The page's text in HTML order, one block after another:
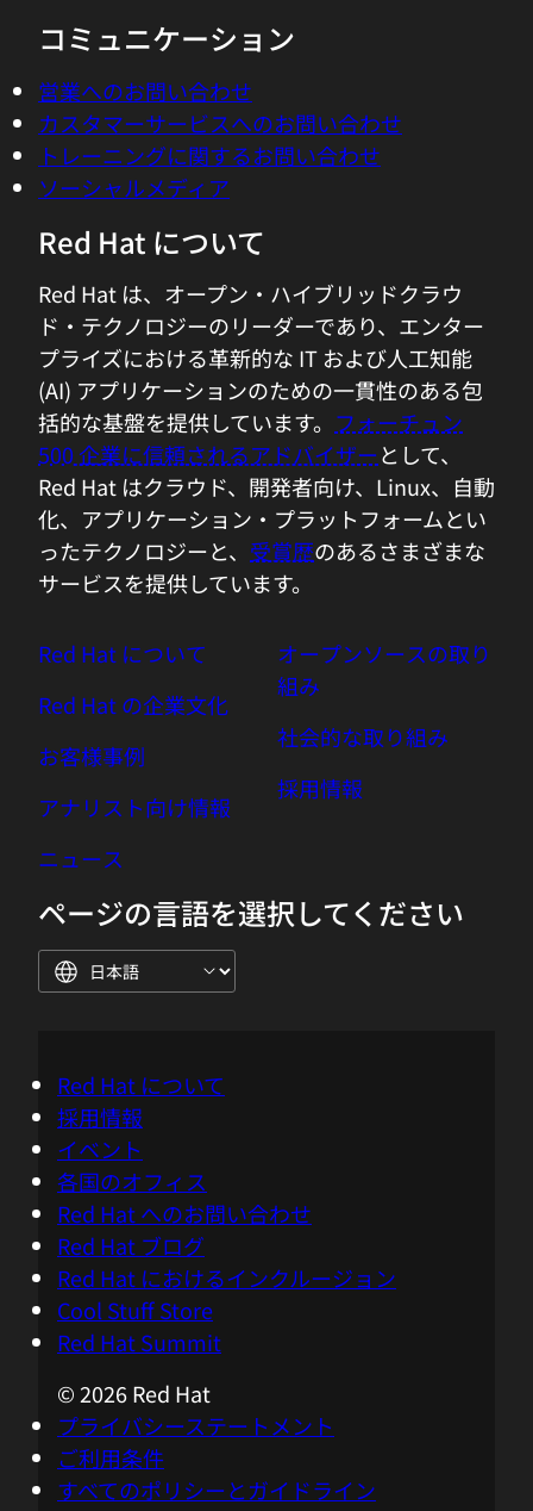
コミュニケーション
営業へのお問い合わせ
カスタマーサービスへのお問い合わせ
トレーニングに関するお問い合わせ
ソーシャルメディア
Red Hat について
Red Hat は、オープン・ハイブリッドクラウ
ド・テクノロジーのリーダーであり、エンター
プライズにおける革新的な IT および人工知能
(AI) アプリケーションのための一貫性のある包
括的な基盤を提供しています。 フォーチュン
500 企業に信頼されるアドバイザーとして、
Red Hat はクラウド、開発者向け、Linux、自動
化、アプリケーション・プラットフォームとい
ったテクノロジーと、 受賞歴のあるさまざまな
サービスを提供しています。
Red Hat について
Red Hat の企業文化
お客様事例
アナリスト向け情報
ニュース
オープンソースの取り
組み
社会的な取り組み
採用情報
ページの言語を選択してください
Red Hat について
採用情報
イベント
各国のオフィス
Red Hat へのお問い合わせ
Red Hat ブログ
Red Hat におけるインクルージョン
Cool Stuff Store
Red Hat Summit
© 2026 Red Hat
プライバシーステートメント
ご利用条件
すべてのポリシーとガイドライン